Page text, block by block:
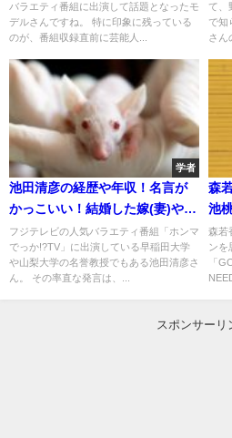
バラエティ番組に出演して話題となったモ
デルさんですね。 特に印象に残っている
のが、番組収録直前に芸能人...
て、
で知
さん
学者
池田清彦の経歴や年収！名言が
かっこいい！結婚した嫁(妻)や子
供について！
フジテレビの人気バラエティ番組「ホンマ
でっか!?TV」に出演している早稲田大学
や山梨大学の名誉教授でもある池田清彦さ
ん。 その率直な発言は、...
森
池
石
森若
ンを
「
スポンサーリ